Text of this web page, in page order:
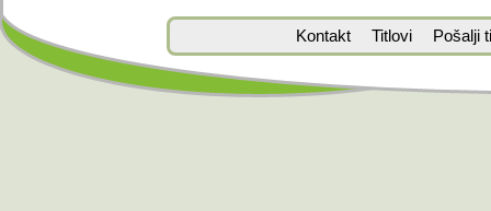
Kontakt Titlovi Pošalji